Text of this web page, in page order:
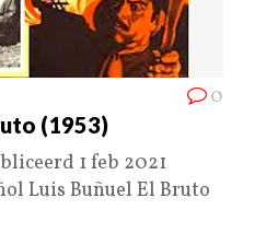
0
(1953)
1 feb 2021
Luis Buñuel El Bruto